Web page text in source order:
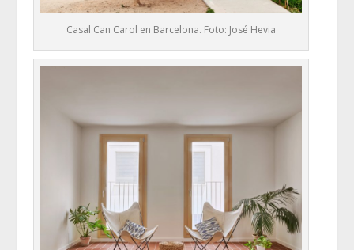
Casal Can Carol en Barcelona. Foto: José Hevia